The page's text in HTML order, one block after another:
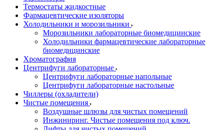
Термостаты жидкостные
Фармацевтические изоляторы
Холодильники и морозильники
Морозильники лабораторные биомедицинские
Холодильники фармацевтические лабораторные
биомедицинские
Хроматография
Центрифуги лабораторные
Центрифуги лабораторные напольные
Центрифуги лабораторные настольные
Чиллеры (охладители)
Чистые помещения
Воздушные шлюзы для чистых помещений
Инжиниринг. Чистые помещения под ключ.